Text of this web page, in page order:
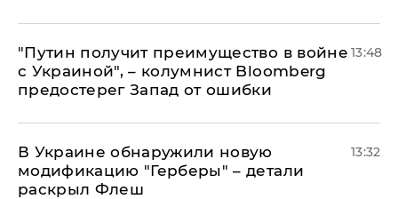
"Путин получит преимущество в войне
с Украиной", – колумнист Bloomberg
предостерег Запад от ошибки
13:48
В Украине обнаружили новую
модификацию "Герберы" – детали
раскрыл Флеш
13:32